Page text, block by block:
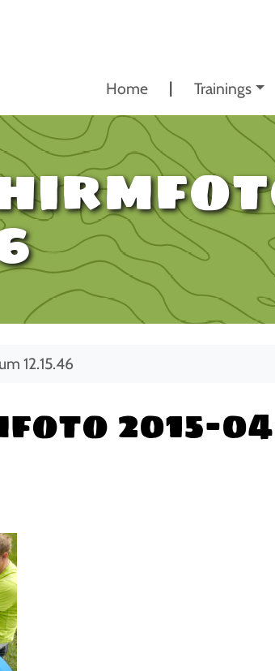
Home Trainings
12.15.46
2015-